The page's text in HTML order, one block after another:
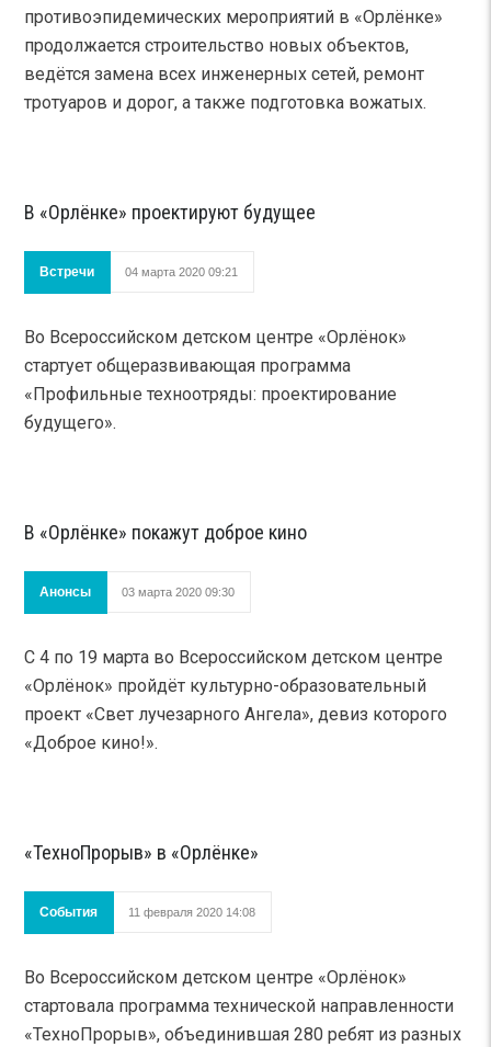
противоэпидемических мероприятий в «Орлёнке»
продолжается строительство новых объектов,
ведётся замена всех инженерных сетей, ремонт
тротуаров и дорог, а также подготовка вожатых.
В «Орлёнке» проектируют будущее
Встречи 04 марта 2020 09:21
Во Всероссийском детском центре «Орлёнок»
стартует общеразвивающая программа
«Профильные техноотряды: проектирование
будущего».
В «Орлёнке» покажут доброе кино
Анонсы 03 марта 2020 09:30
С 4 по 19 марта во Всероссийском детском центре
«Орлёнок» пройдёт культурно-образовательный
проект «Свет лучезарного Ангела», девиз которого
«Доброе кино!».
«ТехноПрорыв» в «Орлёнке»
События 11 февраля 2020 14:08
Во Всероссийском детском центре «Орлёнок»
стартовала программа технической направленности
«ТехноПрорыв», объединившая 280 ребят из разных